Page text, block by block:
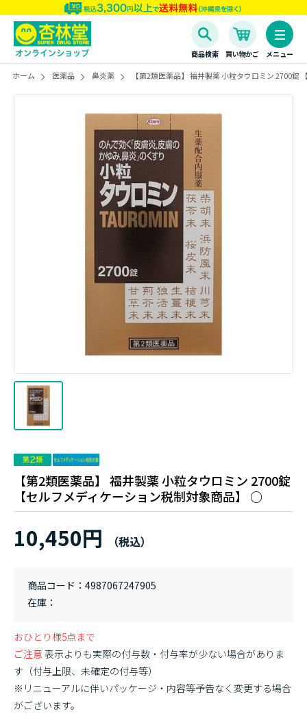
商品検索 買い物かご メニュー
ホーム 医薬品 鼻炎薬 【第2類医薬品】 福井製薬 小粒タウロミン 2700
【第2類医薬品】 福井製薬 小粒タウロミン 2700錠
【セルフメディケーション税制対象商品】 ○
10,450円
商品コード
4987067247905
在庫
おひとり様5点まで
ご注意 表示よりも実際の付与数・付与率が少ない場合がありま
す（付与上限、未確定の付与等）
※リニューアルに伴いパッケージ・内容等予告なく変更する場合
がございます。